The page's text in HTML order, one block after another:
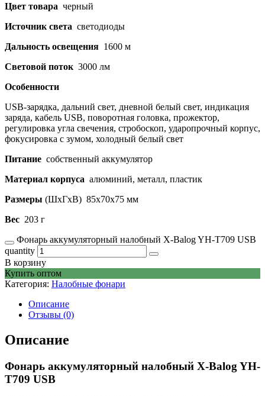
Цвет товара черный
Источник света светодиоды
Дальность освещения 1600 м
Световой поток 3000 лм
Особенности
USB-зарядка, дальний свет, дневной белый свет, индикация
заряда, кабель USB, поворотная головка, прожектор,
регулировка угла свечения, стробоскоп, ударопрочный корпус,
фокусировка с зумом, холодный белый свет
Питание собственный аккумулятор
Материал корпуса алюминий, металл, пластик
Размеры (ШxГxВ) 85x70x75 мм
Вес 203 г
Фонарь аккумуляторный налобный X-Balog YH-T709 USB
quantity
В корзину
Купить оптом
Категория: Налобные фонари
Описание
Отзывы (0)
Описание
Фонарь аккумуляторный налобный X-Balog YH-
T709 USB